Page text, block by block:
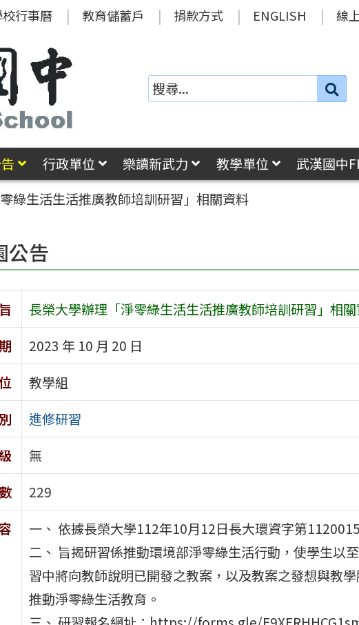
校行事曆 教育儲蓄戶 捐款方式 ENGLISH 線
搜
行政單位 樂讀新武力 教學單位 武漢國中
綠生活生活推廣教師培訓研習」相關資料
公告
長榮大學辦理「淨零綠生活生活推廣教師培訓研習」相
2023 年 10 月 20 日
教學組
進修研習
無
229
一、 依據長榮大學112年10月12日長大環資字第
二、 旨揭研習係推動環境部淨零綠生活行動，使學生以
習中將向教師說明已開發之教案，以及教案之發想與教
推動淨零綠生活教育。